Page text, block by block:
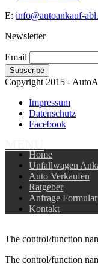
E: info@autoankauf-
Newsletter
Email
Copyright 2015 -
Impressum
Datenschutz
Facebook
Home
Unfallwagen
Auto Verkaufen
Ratgeber
Anfrage Formular
Kontakt
The control/function
The control/function